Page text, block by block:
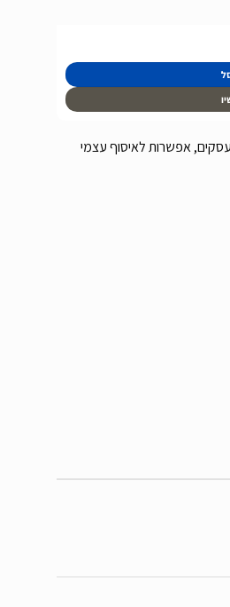
ש”ח , זמן אספקה עד 7 ימי עסקים, אפשרות לאיסוף עצמי